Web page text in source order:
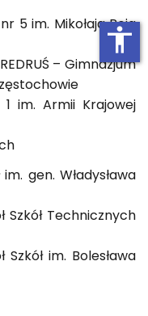
5 im. Mikołaja Reja
– Gimnazjum
im. Armii Krajowej
gen. Władysława
Szkół Technicznych
Szkół im. Bolesława
accessibility